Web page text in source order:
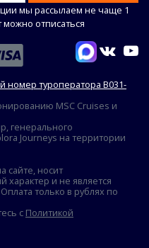
мы рассылаем не чаще 1
отписаться
номер туроператора В031-
MSC Cruises и
генерального
Journeys на территории
сайте, носит
и не является
только в рублях по
с Политикой